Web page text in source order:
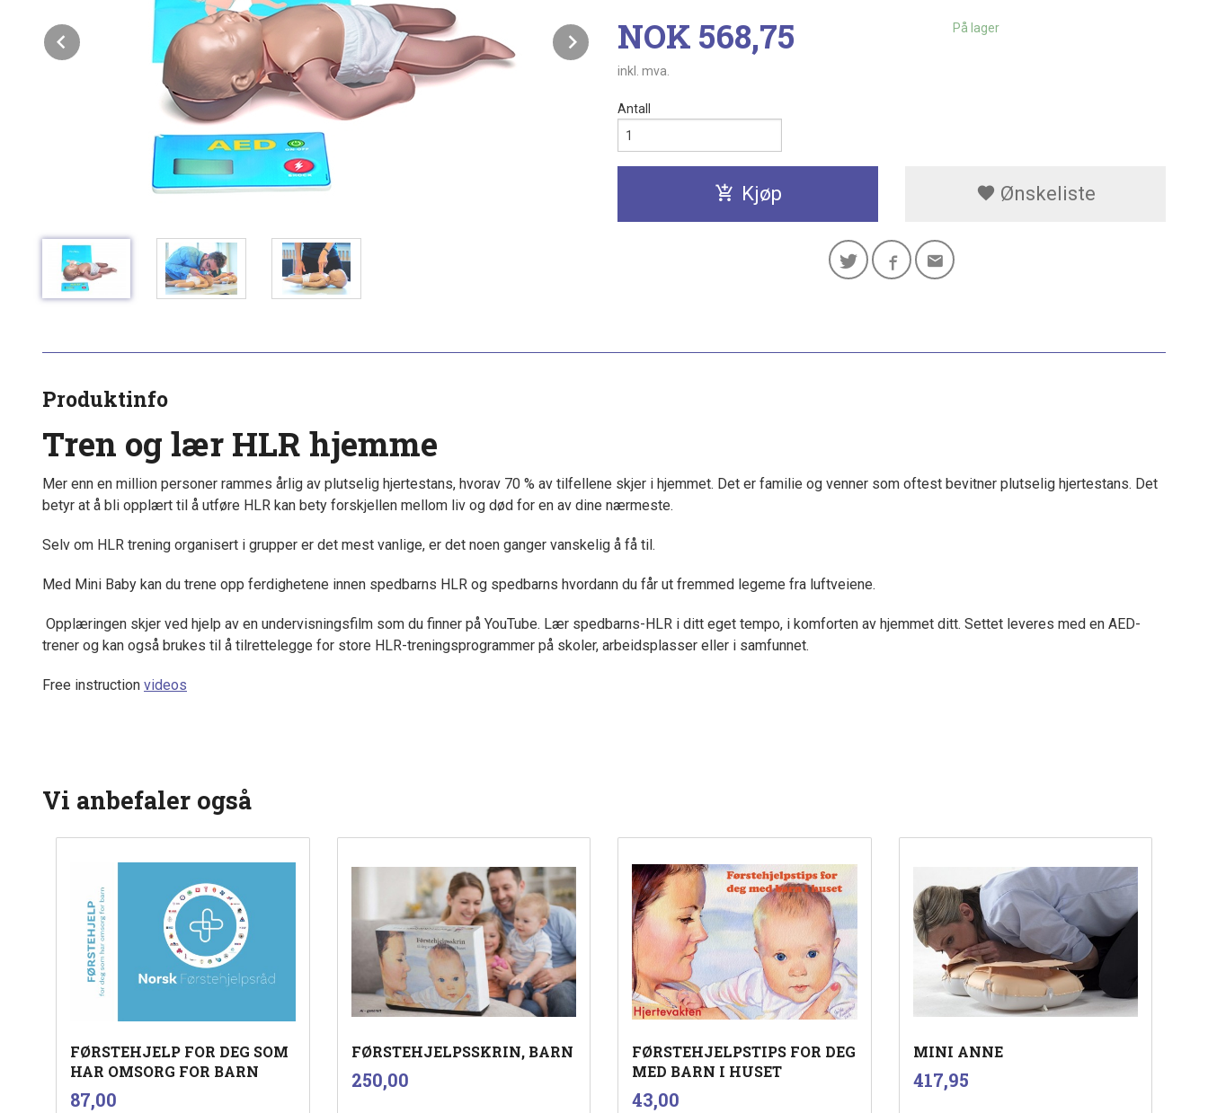
NextPris
NOK 568,75
inkl. mva.
På lager
Antall
Kjøp Ønskeliste
Produktinfo
Tren og lær HLR hjemme
Mer enn en million personer rammes årlig av plutselig hjertestans, hvorav 70 % av tilfellene skjer i hjemmet. Det er familie og venner som oftest bevitner plutselig hjertestans. Det
betyr at å bli opplært til å utføre HLR kan bety forskjellen mellom liv og død for en av dine nærmeste.
Selv om HLR trening organisert i grupper er det mest vanlige, er det noen ganger vanskelig å få til.
Med Mini Baby kan du trene opp ferdighetene innen spedbarns HLR og spedbarns hvordann du får ut fremmed legeme fra luftveiene.
Opplæringen skjer ved hjelp av en undervisningsfilm som du finner på YouTube. Lær spedbarns-HLR i ditt eget tempo, i komforten av hjemmet ditt. Settet leveres med en AED-
trener og kan også brukes til å tilrettelegge for store HLR-treningsprogrammer på skoler, arbeidsplasser eller i samfunnet.
Free instruction videos
Vi anbefaler også
FØRSTEHJELP FOR DEG SOM
HAR OMSORG FOR BARN
Pris
87,00
FØRSTEHJELPSSKRIN, BARN
Pris
250,00mva.
FØRSTEHJELPSTIPS FOR DEG
MED BARN I HUSET
Pris
43,00
MINI ANNE
Pris
417,95inkl.
mva.